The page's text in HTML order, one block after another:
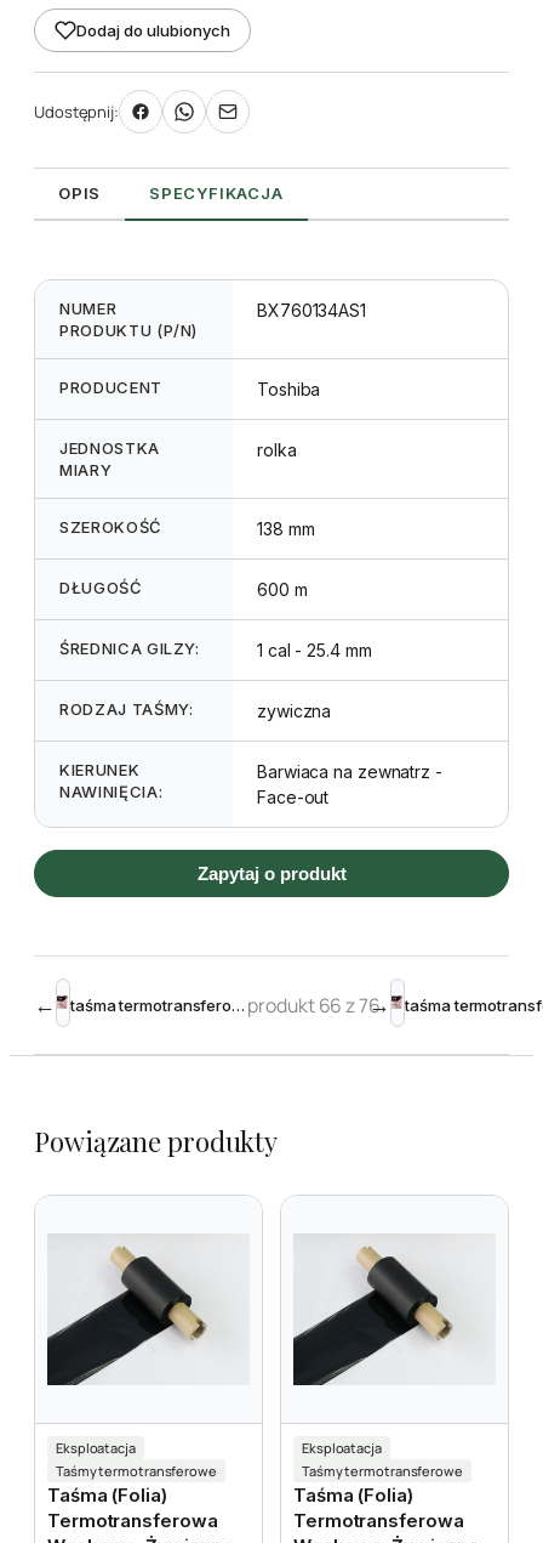
134mm
600m
Black
-
krawędziowa
Dodaj do ulubionych
Udostępnij:
OPIS SPECYFIKACJA
NUMER
PRODUKTU (P/N)
BX760134AS1
PRODUCENT Toshiba
JEDNOSTKA
MIARY
rolka
SZEROKOŚĆ 138 mm
DŁUGOŚĆ 600 m
ŚREDNICA GILZY: 1 cal - 25.4 mm
RODZAJ TAŚMY: zywiczna
KIERUNEK
NAWINIĘCIA:
Barwiaca na zewnatrz -
Face-out
Zapytaj o produkt
← taśma termotransferowa żywiczna 115mm 300m Black – Toshiba krawędziowa produkt 66 z 76→
Powiązane produkty
Eksploatacja
Taśmy termotransferowe
Taśma (folia)
Termotransferowa
Eksploatacja
Taśmy termotransferowe
Taśma (folia)
Termotransferowa